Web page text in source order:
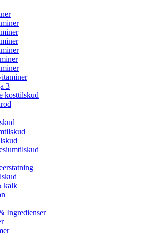
3
kosttilskud
kalk
Ingredienser